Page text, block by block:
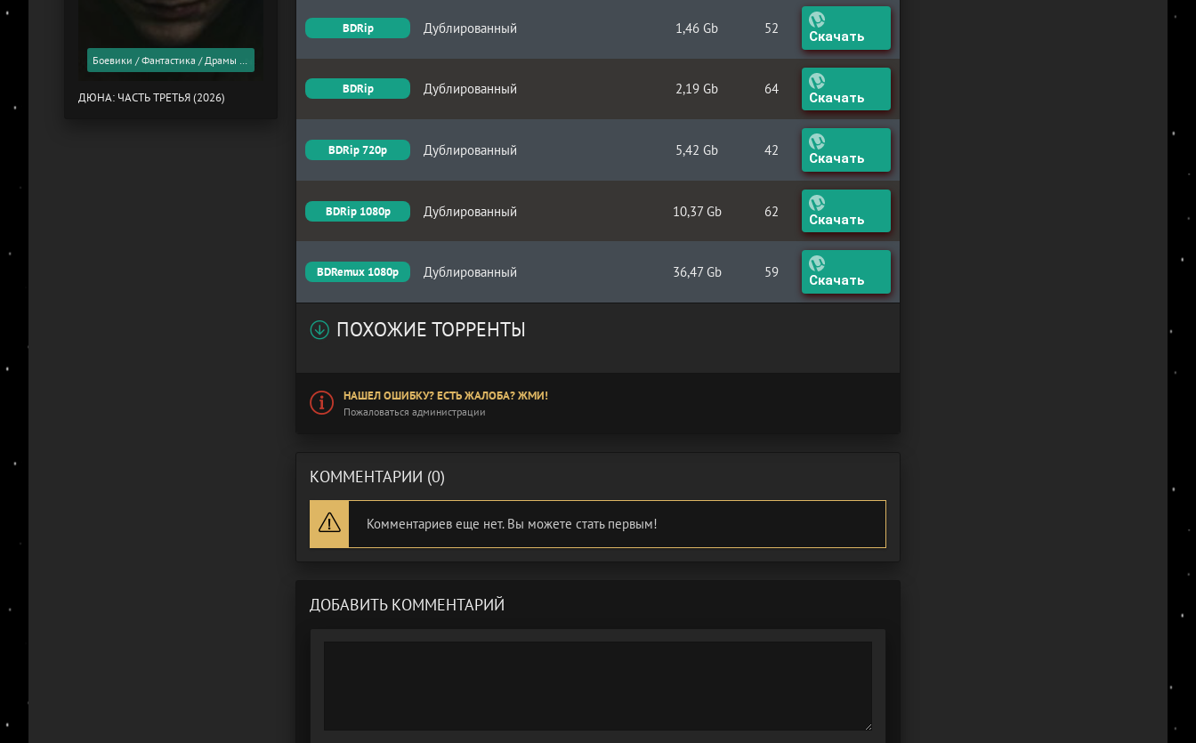
BDRip Дублированный 1,46 Gb 52 Скачать
BDRip Дублированный 2,19 Gb 64 Скачать
BDRip 720p Дублированный 5,42 Gb 42 Скачать
BDRip 1080p Дублированный 10,37 Gb 62 Скачать
BDRemux 1080p Дублированный 36,47 Gb 59 Скачать
ПОХОЖИЕ ТОРРЕНТЫ
НАШЕЛ ОШИБКУ? ЕСТЬ ЖАЛОБА? ЖМИ!
Пожаловаться администрации
КОММЕНТАРИИ (0)
Комментариев еще нет. Вы можете стать первым!
ДОБАВИТЬ КОММЕНТАРИЙ
Боевики / Фантастика / Драмы / Фильмы 2026 года / Скоро в кино
ДЮНА: ЧАСТЬ ТРЕТЬЯ (2026)